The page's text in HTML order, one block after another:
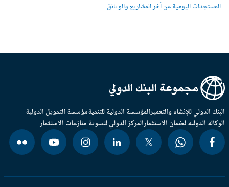
المستجدات اليومية عن آخر المشاريع والوثائق
الدولي للإنشاء والتعميرالمؤسسة الدولية للتنميةمؤسسة التمويل الدولية
الدولية لضمان الاستثمارالمركز الدولي لتسوية منازعات الاستثمار